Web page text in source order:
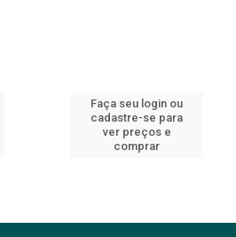
Faça seu login ou
cadastre-se para
ver preços e
comprar